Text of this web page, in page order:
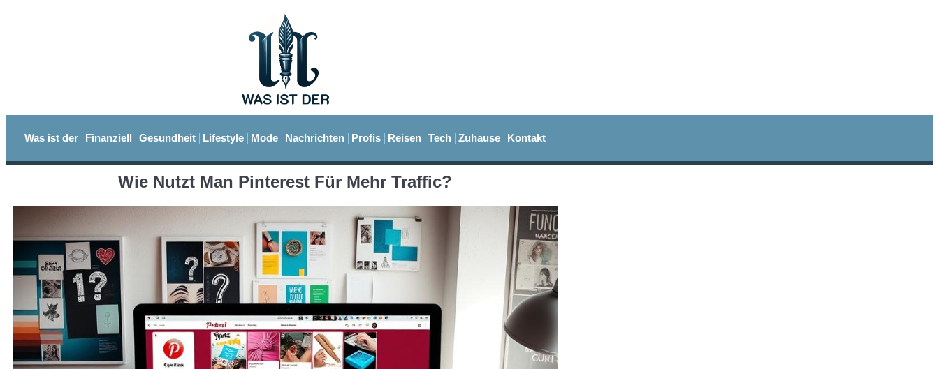
Was ist der Finanziell Gesundheit Lifestyle Mode Nachrichten Profis Reisen Tech Zuhause Kontakt
Wie Nutzt Man Pinterest Für Mehr Traffic?